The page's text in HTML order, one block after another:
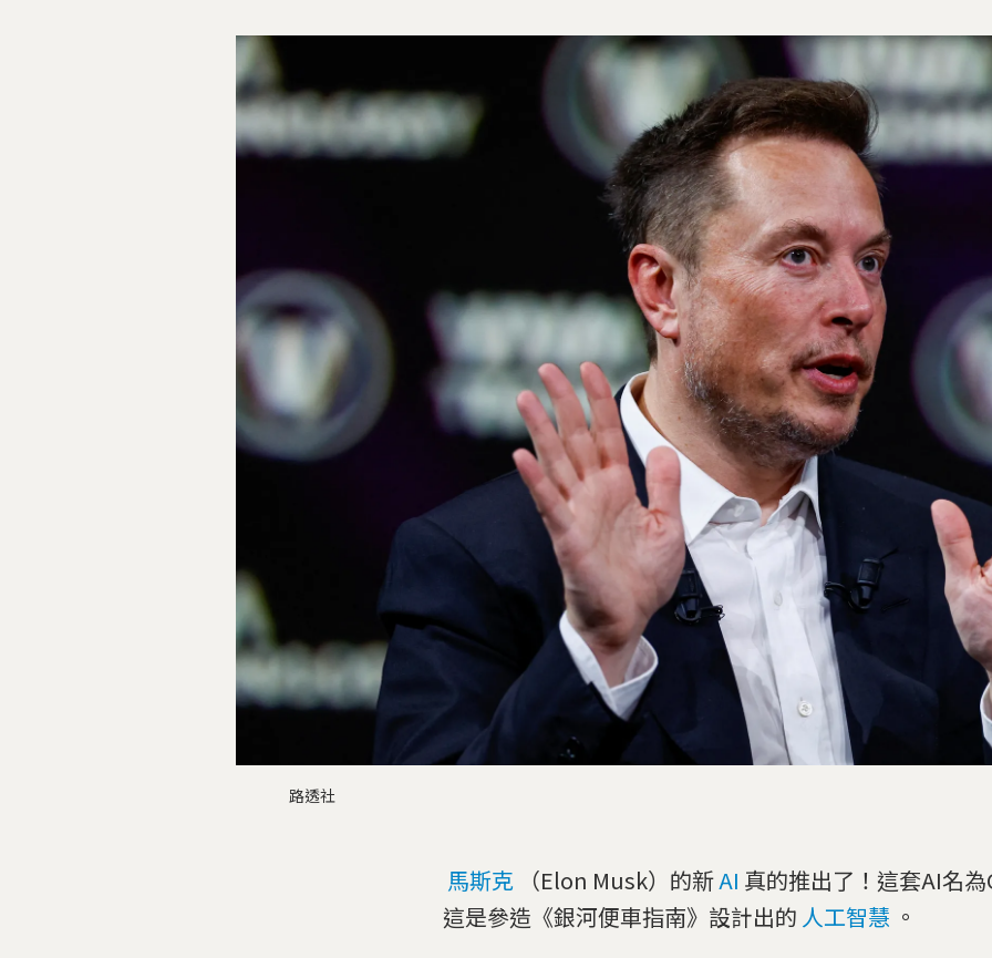
路透社
馬斯克 （Elon Musk）的新AI 真的推出了！這套AI名
這是參造《銀河便車指南》設計出的 人工智慧 。